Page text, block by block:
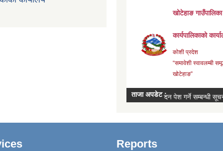
Reports